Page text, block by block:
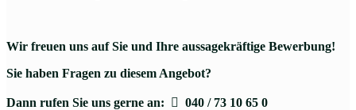
Wir freuen uns auf Sie und Ihre aussagekräftige Bewerbung!
Sie haben Fragen zu diesem Angebot?
Dann rufen Sie uns gerne an:  040 / 73 10 65 0